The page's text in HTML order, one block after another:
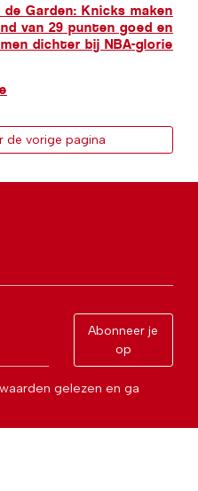
de Garden: Knicks maken
van 29 punten goed en
dichter bij NBA-glorie
de vorige pagina
Abonneer je
op
gelezen en ga